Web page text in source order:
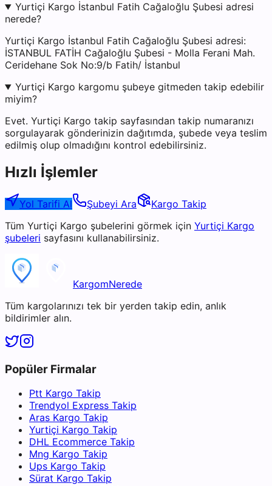
Yurtiçi Kargo İstanbul Fatih Cağaloğlu Şubesi adresi
nerede?
Yurtiçi Kargo İstanbul Fatih Cağaloğlu Şubesi adresi:
İSTANBUL FATİH Cağaloğlu Şubesi - Molla Ferani Mah.
Ceridehane Sok No:9/b Fatih/ İstanbul
Yurtiçi Kargo kargomu şubeye gitmeden takip edebilir
miyim?
Evet. Yurtiçi Kargo takip sayfasından takip numaranızı
sorgulayarak gönderinizin dağıtımda, şubede veya teslim
edilmiş olup olmadığını kontrol edebilirsiniz.
Hızlı İşlemler
Yol Tarifi Al Şubeyi Ara
Kargo Takip
Tüm Yurtiçi Kargo şubelerini görmek için Yurtiçi Kargo
şubeleri sayfasını kullanabilirsiniz.
KargomNerede
Tüm kargolarınızı tek bir yerden takip edin, anlık
bildirimler alın.
Popüler Firmalar
Ptt Kargo Takip
Trendyol Express Takip
Aras Kargo Takip
Yurtiçi Kargo Takip
DHL Ecommerce Takip
Mng Kargo Takip
Ups Kargo Takip
Sürat Kargo Takip